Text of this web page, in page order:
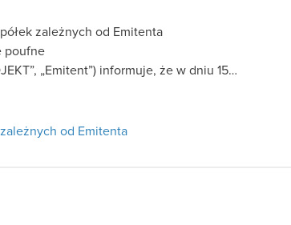
zależnych od Emitenta
poufne
„Emitent”) informuje, że w dniu 15…
od Emitenta